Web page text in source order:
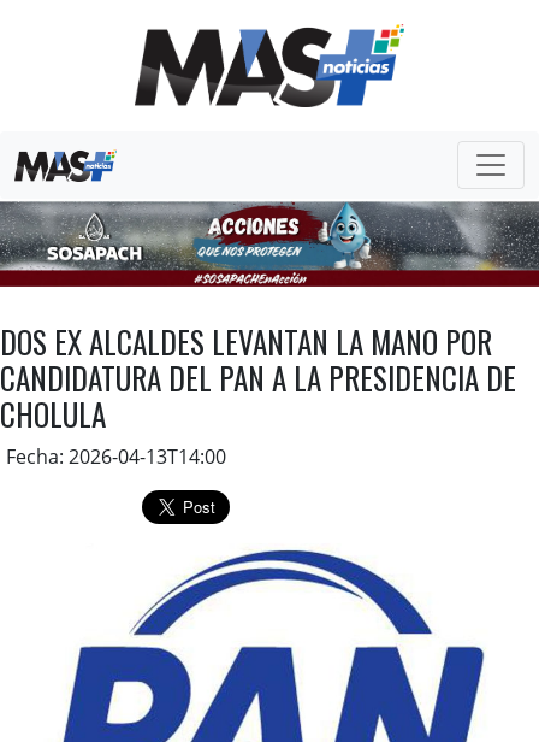
DOS EX ALCALDES LEVANTAN LA MANO POR
CANDIDATURA DEL PAN A LA PRESIDENCIA DE
CHOLULA
Fecha: 2026-04-13T14:00